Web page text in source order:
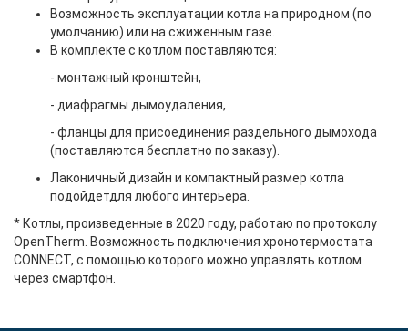
Возможность эксплуатации котла на природном (по
умолчанию) или на сжиженным газе.
В комплекте с котлом поставляются:
- монтажный кронштейн,
- диафрагмы дымоудаления,
- фланцы для присоединения раздельного дымохода
(поставляются бесплатно по заказу).
Лаконичный дизайн и компактный размер котла
подойдетдля любого интерьера.
* Котлы, произведенные в 2020 году, работаю по протоколу
OpenTherm. Возможность подключения хронотермостата
CONNECT, с помощью которого можно управлять котлом
через смартфон.